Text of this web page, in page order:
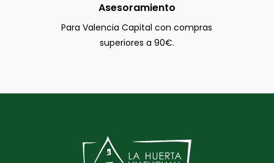
Asesoramiento
Para Valencia Capital con compras
superiores a 90€.